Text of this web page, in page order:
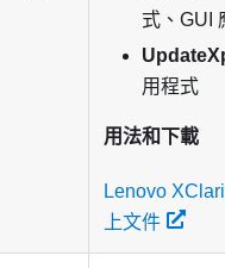
式、GUI
用程式
用法和下載
Lenovo
上文件